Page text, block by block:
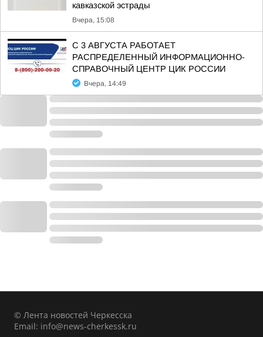
кавказской эстрады
Вчера, 15:08
С 3 АВГУСТА РАБОТАЕТ
РАСПРЕДЕЛЕННЫЙ ИНФОРМАЦИОННО-
СПРАВОЧНЫЙ ЦЕНТР ЦИК РОССИИ
Вчера, 14:49
© Лента новостей Черкесска
Email: info@news-cherkessk.ru